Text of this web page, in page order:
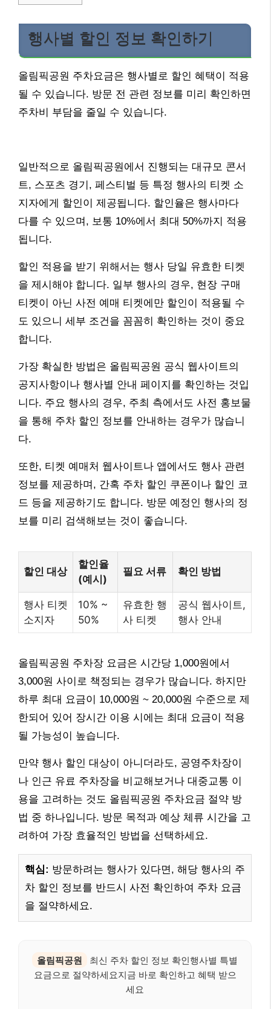
행사별 할인 정보 확인하기
올림픽공원 주차요금은 행사별로 할인 혜택이 적용
될 수 있습니다. 방문 전 관련 정보를 미리 확인하면
주차비 부담을 줄일 수 있습니다.
일반적으로 올림픽공원에서 진행되는 대규모 콘서
트, 스포츠 경기, 페스티벌 등 특정 행사의 티켓 소
지자에게 할인이 제공됩니다. 할인율은 행사마다
다를 수 있으며, 보통 10%에서 최대 50%까지 적용
됩니다.
할인 적용을 받기 위해서는 행사 당일 유효한 티켓
을 제시해야 합니다. 일부 행사의 경우, 현장 구매
티켓이 아닌 사전 예매 티켓에만 할인이 적용될 수
도 있으니 세부 조건을 꼼꼼히 확인하는 것이 중요
합니다.
가장 확실한 방법은 올림픽공원 공식 웹사이트의
공지사항이나 행사별 안내 페이지를 확인하는 것입
니다. 주요 행사의 경우, 주최 측에서도 사전 홍보물
을 통해 주차 할인 정보를 안내하는 경우가 많습니
다.
또한, 티켓 예매처 웹사이트나 앱에서도 행사 관련
정보를 제공하며, 간혹 주차 할인 쿠폰이나 할인 코
드 등을 제공하기도 합니다. 방문 예정인 행사의 정
보를 미리 검색해보는 것이 좋습니다.
할인 대상
할인율
(예시)
필요 서류 확인 방법
행사 티켓
소지자
10% ~
50%
유효한 행
사 티켓
공식 웹사이트,
행사 안내
올림픽공원 주차장 요금은 시간당 1,000원에서
3,000원 사이로 책정되는 경우가 많습니다. 하지만
하루 최대 요금이 10,000원 ~ 20,000원 수준으로 제
한되어 있어 장시간 이용 시에는 최대 요금이 적용
될 가능성이 높습니다.
만약 행사 할인 대상이 아니더라도, 공영주차장이
나 인근 유료 주차장을 비교해보거나 대중교통 이
용을 고려하는 것도 올림픽공원 주차요금 절약 방
법 중 하나입니다. 방문 목적과 예상 체류 시간을 고
려하여 가장 효율적인 방법을 선택하세요.
핵심: 방문하려는 행사가 있다면, 해당 행사의 주
차 할인 정보를 반드시 사전 확인하여 주차 요금
을 절약하세요.
올림픽공원
최신 주차 할인 정보 확인행사별 특별
요금으로 절약하세요지금 바로 확인하고 혜택 받으
세요